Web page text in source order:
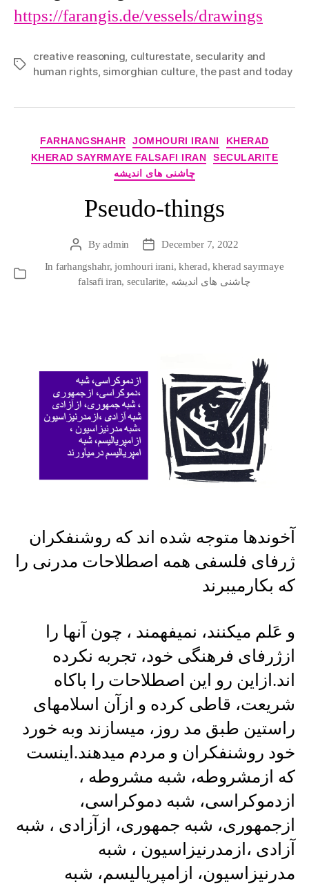
https://farangis.de/vessels/drawings
Tags
creative reasoning, culturestate, secularity and
human rights, simorghian culture,the past and today
Categories
FARHANGSHAHR JOMHOURI IRANI
KHERAD
KHERAD SAYRMAYE FALSAFI IRAN
SECULARITE
چاشنی های اندیشه
Pseudo-things
PostByadmin
PostDecember 7, 2022
Categories
In farhangshahr,jomhouri irani,kherad,kherad sayrmaye
falsafi iran, secularite, چاشنی های اندیشه
آخوندها متوجه شده اند که روشنفکران
ژرفای فلسفی همه اصطلاحات مدرنی را
که بکارمیبرند
و عَلم میکنند، نمیفهمند ، چون آنها را
ازژرفای فرهنگی خود، تجربه نکرده
اند.ازاین رو این اصطلاحات را باکاه
شریعت، قاطی کرده و ازآن اسلامهای
راستین طبق مد روز، میسازند وبه خورد
خود روشنفکران و مردم میدهند.اینست
که ازمشروطه، شبه مشروطه ،
ازدموکراسی، شبه دموکراسی،
ازجمهوری، شبه جمهوری، ازآزادی ، شبه
آزادی ،ازمدرنیزاسیون ، شبه
مدرنیزاسیون، ازامپریالیسم، شبه